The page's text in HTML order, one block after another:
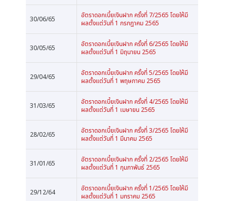
30/06/65
อัตราดอกเบี้ยเงินฝาก ครั้งที่ 7/2565 โดยให้มี
ผลตั้งแต่วันที่ 1 กรกฎาคม 2565
30/05/65
อัตราดอกเบี้ยเงินฝาก ครั้งที่ 6/2565 โดยให้มี
ผลตั้งแต่วันที่ 1 มิถุนายน 2565
29/04/65
อัตราดอกเบี้ยเงินฝาก ครั้งที่ 5/2565 โดยให้มี
ผลตั้งแต่วันที่ 1 พฤษภาคม 2565
31/03/65
อัตราดอกเบี้ยเงินฝาก ครั้งที่ 4/2565 โดยให้มี
ผลตั้งแต่วันที่ 1 เมษายน 2565
28/02/65
อัตราดอกเบี้ยเงินฝาก ครั้งที่ 3/2565 โดยให้มี
ผลตั้งแต่วันที่ 1 มีนาคม 2565
31/01/65
อัตราดอกเบี้ยเงินฝาก ครั้งที่ 2/2565 โดยให้มี
ผลตั้งแต่วันที่ 1 กุมภาพันธ์ 2565
29/12/64
อัตราดอกเบี้ยเงินฝาก ครั้งที่ 1/2565 โดยให้มี
ผลตั้งแต่วันที่ 1 มกราคม 2565